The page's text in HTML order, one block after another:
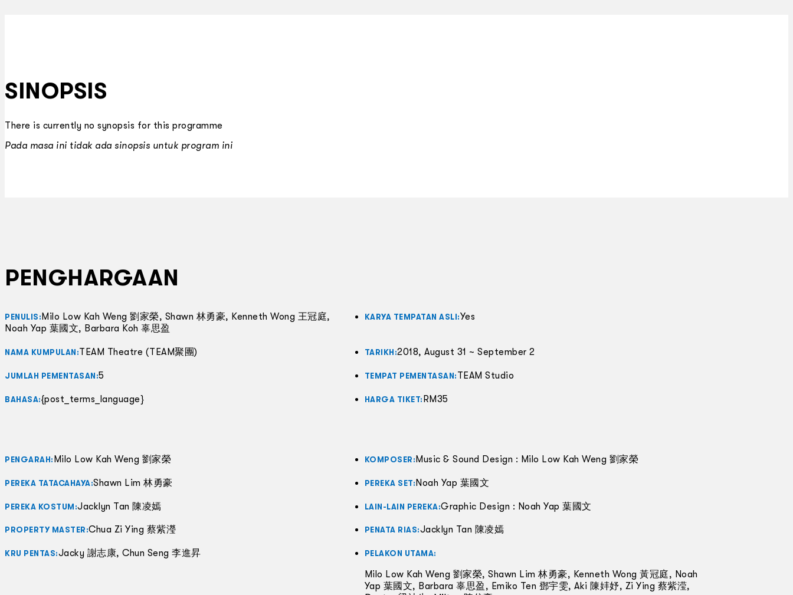
SINOPSIS
There is currently no synopsis for this programme
Pada masa ini tidak ada sinopsis untuk program ini
PENGHARGAAN
PENULIS: Milo Low Kah Weng 劉家榮, Shawn 林勇豪, Kenneth Wong 王冠庭,
Noah Yap 葉國文, Barbara Koh 辜思盈
KARYA TEMPATAN ASLI:Yes
NAMA KUMPULAN:TEAM Theatre (TEAM聚團) TARIKH:2018, August 31 ~ September 2
JUMLAH PEMENTASAN:5 TEMPAT PEMENTASAN: TEAM Studio
BAHASA:{post_terms_language} HARGA TIKET: RM35
PENGARAH: Milo Low Kah Weng 劉家榮 KOMPOSER: Music & Sound Design : Milo Low Kah Weng 劉家榮
PEREKA TATACAHAYA:Shawn Lim 林勇豪 PEREKA SET: Noah Yap 葉國文
PEREKA KOSTUM:Jacklyn Tan 陳凌嫣 LAIN-LAIN PEREKA:Graphic Design : Noah Yap 葉國文
PROPERTY MASTER:Chua Zi Ying 蔡紫瀅 PENATA RIAS:Jacklyn Tan 陳凌嫣
KRU PENTAS:Jacky 謝志康, Chun Seng 李進昇 PELAKON UTAMA:
Milo Low Kah Weng 劉家榮, Shawn Lim 林勇豪, Kenneth Wong 黃冠庭, Noah
Yap 葉國文, Barbara 辜思盈, Emiko Ten 鄧宇雯, Aki 陳妦妤, Zi Ying 蔡紫滢,